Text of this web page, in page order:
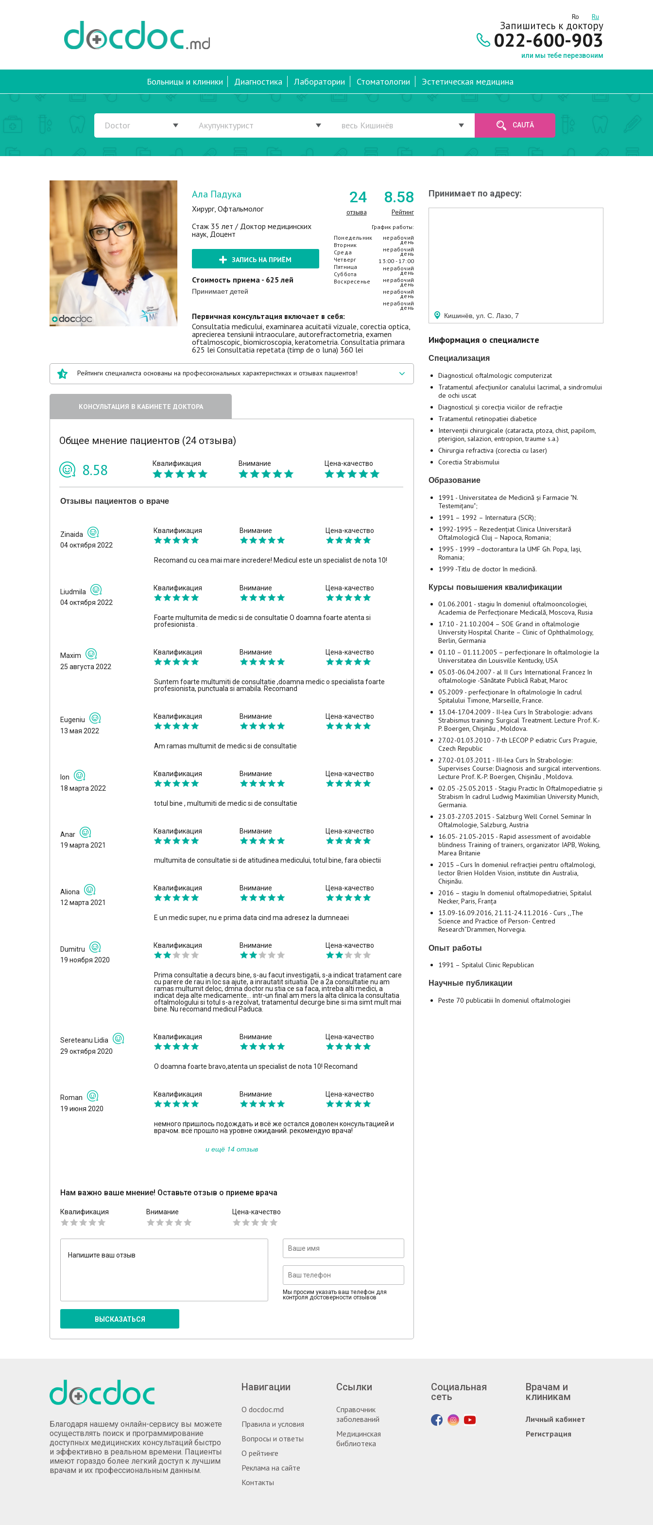
Ro Ru
Запишитесь к доктору
022-600-903
или мы тебе перезвоним
Больницы и клиники Диагностика Лаборатории Стоматологии Эстетическая медицина
CAUTĂ
Ала Падука
Хирург, Офтальмолог
Стаж 35 лет / Доктор медицинских
наук, Доцент
ЗАПИСЬ НА ПРИЁМ
Стоимость приема - 625 лей
Принимает детей
24
отзыва
8.58
Рейтинг
График работы:
Понедельник
Вторник
Среда
Четверг
Пятница
Суббота
Воскресенье
нерабочий
день
нерабочий
день
13:00 - 17:00
нерабочий
день
нерабочий
день
нерабочий
день
нерабочий
день
Первичная консультация включает в себя:
Consultatia medicului, examinarea acuitatii vizuale, corectia optica,
aprecierea tensiunii intraoculare, autorefractometria, examen
oftalmoscopic, biomicroscopia, keratometria. Consultatia primara
625 lei Consultatia repetata (timp de o luna) 360 lei
Рейтинги специалиста основаны на профессиональных характеристиках и отзывах пациентов!
КОНСУЛЬТАЦИЯ В КАБИНЕТЕ ДОКТОРА
Общее мнение пациентов (24 отзыва)
8.58 Квалификация Внимание Цена-качество
Отзывы пациентов о враче
Zinaida
04 октября 2022
Квалификация Внимание Цена-качество
Recomand cu cea mai mare incredere! Medicul este un specialist de nota 10!
Liudmila
04 октября 2022
Квалификация Внимание Цена-качество
Foarte multumita de medic si de consultatie O doamna foarte atenta si
profesionista .
Maxim
25 августа 2022
Квалификация Внимание Цена-качество
Suntem foarte multumiti de consultatie ,doamna medic o specialista foarte
profesionista, punctuala si amabila. Recomand
Eugeniu
13 мая 2022
Квалификация Внимание Цена-качество
Am ramas multumit de medic si de consultatie
Ion
18 марта 2022
Квалификация Внимание Цена-качество
totul bine , multumiti de medic si de consultatie
Anar
19 марта 2021
Квалификация Внимание Цена-качество
multumita de consultatie si de atitudinea medicului, totul bine, fara obiectii
Aliona
12 марта 2021
Квалификация Внимание Цена-качество
E un medic super, nu e prima data cind ma adresez la dumneaei
Dumitru
19 ноября 2020
Квалификация Внимание Цена-качество
Prima consultatie a decurs bine, s-au facut investigatii, s-a indicat tratament care
cu parere de rau in loc sa ajute, a inrautatit situatia. De a 2a consultatie nu am
ramas multumit deloc, dmna doctor nu stia ce sa faca, intreba alti medici, a
indicat deja alte medicamente... intr-un final am mers la alta clinica la consultatia
oftalmologului si totul s-a rezolvat, tratamentul decurge bine si ma simt mult mai
bine. Nu recomand medicul Paduca.
Sereteanu Lidia
29 октября 2020
Квалификация Внимание Цена-качество
O doamna foarte bravo,atenta un specialist de nota 10! Recomand
Roman
19 июня 2020
Квалификация Внимание Цена-качество
немного пришлось подождать и всё же остался доволен консультацией и
врачом. всё прошло на уровне ожиданий. рекомендую врача!
и ещё 14 отзыв
Нам важно ваше мнение! Оставьте отзыв о приеме врача
Квалификация Внимание Цена-качество
Мы просим указать ваш телефон для
контроля достоверности отзывов
ВЫСКАЗАТЬСЯ
Принимает по адресу:
Кишинёв, ул. С. Лазо, 7
Информация о специалисте
Специализация
Diagnosticul oftalmologic computerizat
Tratamentul afecțiunilor canalului lacrimal, a sindromului
de ochi uscat
Diagnosticul și corecția viciilor de refracție
Tratamentul retinopatiei diabetice
Intervenții chirurgicale (cataracta, ptoza, chist, papilom,
pterigion, salazion, entropion, traume s.a.)
Chirurgia refractiva (corectia cu laser)
Corectia Strabismului
Образование
1991 - Universitatea de Medicină și Farmacie "N.
Testemițanu";
1991 – 1992 – Internatura (SCR);
1992-1995 – Rezedențiat Clinica Universitară
Oftalmologică Cluj – Napoca, Romania;
1995 - 1999 –doctorantura la UMF Gh. Popa, Iași,
Romania;
1999 -Titlu de doctor în medicină.
Курсы повышения квалификации
01.06.2001 - stagiu în domeniul oftalmooncologiei,
Academia de Perfecționare Medicală, Moscova, Rusia
17.10 - 21.10.2004 – SOE Grand in oftalmologie
University Hospital Charite – Clinic of Ophthalmology,
Berlin, Germania
01.10 – 01.11.2005 – perfecționare în oftalmologie la
Universitatea din Louisville Kentucky, USA
05.03-06.04.2007 - al II Curs International Francez în
oftalmologie -Sănătate Publică Rabat, Maroc
05.2009 - perfecționare în oftalmologie în cadrul
Spitalului Timone, Marseille, France.
13.04-17.04.2009 - II-lea Curs în Strabologie: advans
Strabismus training: Surgical Treatment. Lecture Prof. K.-
P. Boergen, Chișinău , Moldova.
27.02-01.03.2010 - 7-th LECOP P ediatric Curs Praguie,
Czech Republic
27.02-01.03.2011 - III-lea Curs în Strabologie:
Supervises Course: Diagnosis and surgical interventions.
Lecture Prof. K.-P. Boergen, Chișinău , Moldova.
02.05 -25.05.2013 - Stagiu Practic în Oftalmopediatrie și
Strabism în cadrul Ludwig Maximilian University Munich,
Germania.
23.03-27.03.2015 - Salzburg Well Cornel Seminar în
Oftalmologie, Salzburg, Austria
16.05- 21.05-2015 - Rapid assessment of avoidable
blindness Training of trainers, organizator IAPB, Woking,
Marea Britanie
2015 –Curs în domeniul refracției pentru oftalmologi,
lector Brien Holden Vision, institute din Australia,
Chișinău.
2016 – stagiu în domeniul oftalmopediatriei, Spitalul
Necker, Paris, Franța
13.09-16.09.2016, 21.11-24.11.2016 - Curs ,,The
Science and Practice of Person- Centred
Research”Drammen, Norvegia.
Опыт работы
1991 – Spitalul Clinic Republican
Научные публикации
Peste 70 publicatiii în domeniul oftalmologiei
Благодаря нашему онлайн-сервису вы можете
осуществлять поиск и программирование
доступных медицинских консультаций быстро
и эффективно в реальном времени. Пациенты
имеют гораздо более легкий доступ к лучшим
врачам и их профессиональным данным.
Навигации
О docdoc.md
Правила и условия
Вопросы и ответы
О рейтинге
Реклама на сайте
Контакты
Ссылки
Справочник
заболеваний
Медицинская
библиотека
Социальная
сеть
Врачам и
клиникам
Личный кабинет
Регистрация